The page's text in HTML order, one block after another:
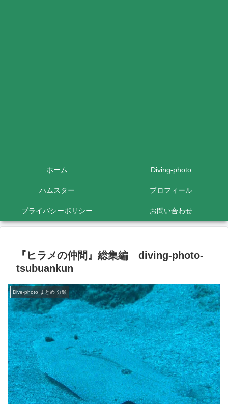
ホーム Diving-photo
ハムスター プロフィール
プライバシーポリシー お問い合わせ
『ヒラメの仲間』総集編 diving-photo‐
tsubuankun
Dive-photo まとめ 分類